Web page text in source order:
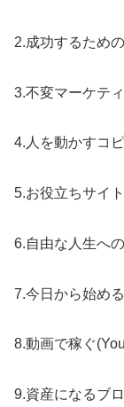
2.成功するため
3.不変マーケテ
4.人を動かすコ
5.お役立ちサイ
6.自由な人生へ
7.今日から始め
8.動画で稼ぐ
9.資産になるブ